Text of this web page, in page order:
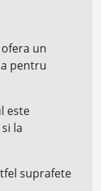
un
pentru
este
la
suprafete